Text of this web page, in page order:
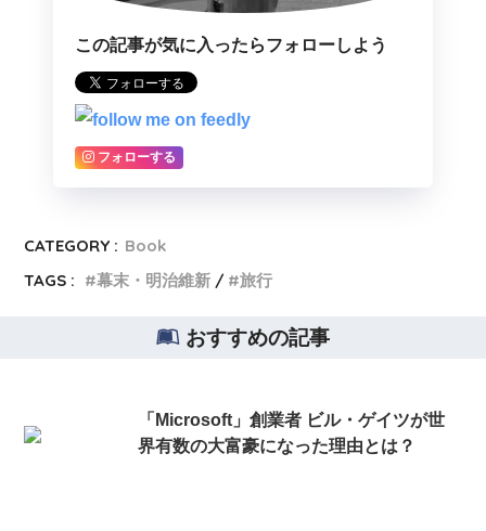
この記事が気に入ったらフォローしよう
フォローする
CATEGORY : Book
TAGS :
幕末・明治維新 旅行
おすすめの記事
「Microsoft」創業者 ビル・ゲイツが世
界有数の大富豪になった理由とは？